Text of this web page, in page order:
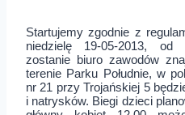
Startujemy zgodnie z
niedzielę 19-05-2013, od
zostanie biuro zawodów
terenie Parku Południe, w
nr 21 przy Trojańskiej 5
i natrysków. Biegi dzieci